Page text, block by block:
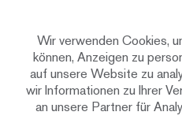
Social Media
Wir verwenden Cookies,
können, Anzeigen zu
auf unsere Website zu
wir Informationen zu Ihrer
an unsere Partner für